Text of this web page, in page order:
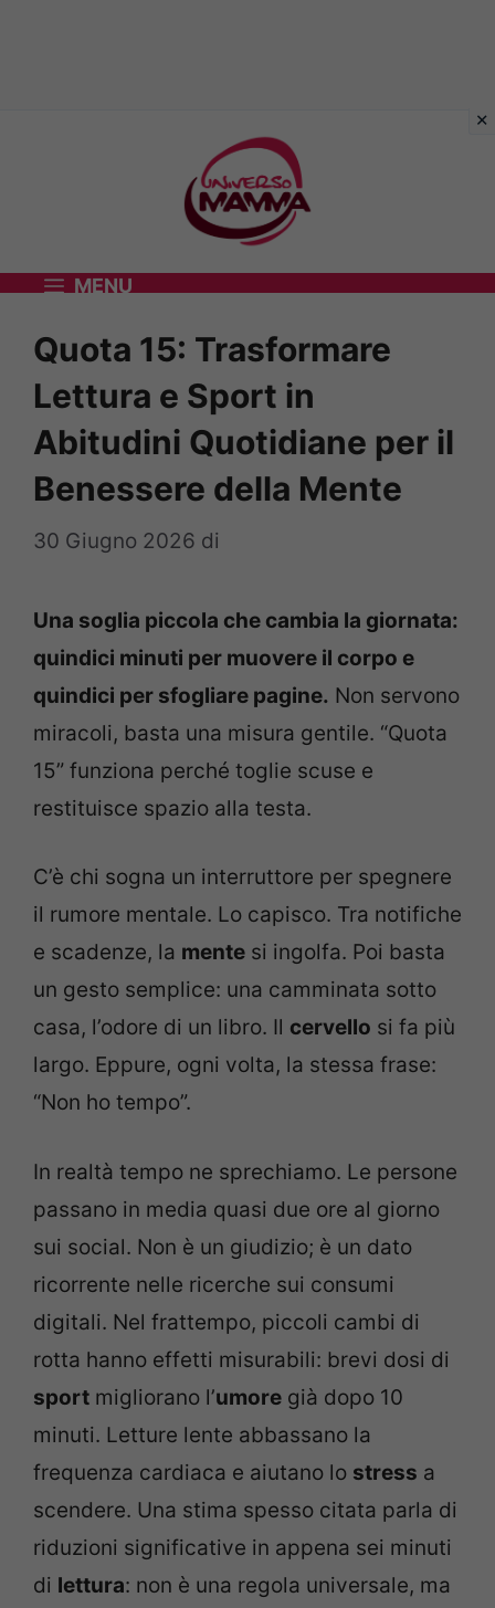
MENU
Quota 15: Trasformare
Lettura e Sport in
Abitudini Quotidiane per il
Benessere della Mente
30 Giugno 2026 di
Una soglia piccola che cambia la giornata:
quindici minuti per muovere il corpo e
quindici per sfogliare pagine. Non servono
miracoli, basta una misura gentile. “Quota
15” funziona perché toglie scuse e
restituisce spazio alla testa.
C’è chi sogna un interruttore per spegnere
il rumore mentale. Lo capisco. Tra notifiche
e scadenze, la mente si ingolfa. Poi basta
un gesto semplice: una camminata sotto
casa, l’odore di un libro. Il cervello si fa più
largo. Eppure, ogni volta, la stessa frase:
“Non ho tempo”.
In realtà tempo ne sprechiamo. Le persone
passano in media quasi due ore al giorno
sui social. Non è un giudizio; è un dato
ricorrente nelle ricerche sui consumi
digitali. Nel frattempo, piccoli cambi di
rotta hanno effetti misurabili: brevi dosi di
sport migliorano l’umore già dopo 10
minuti. Letture lente abbassano la
frequenza cardiaca e aiutano lo stress a
scendere. Una stima spesso citata parla di
riduzioni significative in appena sei minuti
di lettura: non è una regola universale, ma